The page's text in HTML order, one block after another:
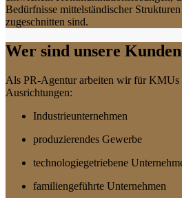
Bedürfnisse mittelständischer
zugeschnitten sind.
Wer sind unsere
Als PR-Agentur arbeiten wir für KMUs
Ausrichtungen:
Industrieunternehmen
produzierendes Gewerbe
technologiegetriebene
familiengeführte Unternehmen